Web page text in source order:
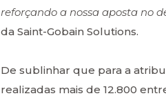
reforçando a nossa aposta no
da Saint-Gobain Solutions.
De sublinhar que para a
realizadas mais de 12.800